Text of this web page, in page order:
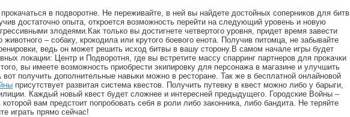
в подворотне. Не переживайте, в ней вы найдете достойных соперников для битв
достаточно опыта, откроется возможность перейти на следующий уровень и новую
злодеями.Как только вы достигнете четвертого уровня, придет время завести
животного – собаку, крокодила или крутого боевого енота. Получив питомца, не забывайте
ведь он может решить исход битвы в вашу сторону.В самом начале игры будет
локации: Центр и Подворотня, где вы встретите массу спарринг партнеров для прокачки
вы имеете возможность приобрести экипировку для персонажа в магазине и улучшить
получить дополнительные навыки можно в ресторане. Так же в бесплатной онлайновой
присутствует развитая система квестов. Получить путевку в квест можно либо у барыги,
Каждый новый квест будет сложнее и интересней предыдущего. Городские Войны –
которой вам предстоит попробовать себя в роли либо законника, либо бандита. Не теряйте
играть прямо сейчас!